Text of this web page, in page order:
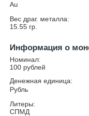
Au
Вес драг. металла:
15.55 гр.
Информация о
Номинал:
100 рублей
Денежная единица:
Рубль
Литеры:
СПМД